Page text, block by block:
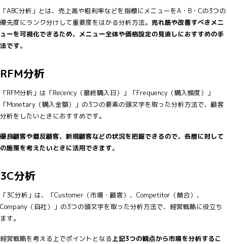
「ABC分析」とは、売上高や粗利率などを指標にメニューをA・B・Cの3つの
優先度にランク分けして重要度をはかる分析方法。 売れ筋や改善すべきメニ
ューを可視化できるため、メニュー全体や価格設定の見直しにおすすめの手
法です。
RFM分析
「RFM分析」は「Recency（最終購入日）」「Frequency（購入頻度）」
「Monetary（購入金額）」の3つの要素の頭文字を取った分析方法で、顧客
分析をしたいときにおすすめです。
優良顧客や離反顧客、新規顧客などの状況を把握できるので、各層に対して
の施策を考えたいときに活用できます。
3C分析
「3C分析」は、「Customer（市場・顧客）、Competitor（競合）、
Company（自社）」の3つの頭文字を取った分析方法で、経営戦略に役立ち
ます。
経営戦略を考える上でポイントとなる上記3つの観点から市場を分析するこ